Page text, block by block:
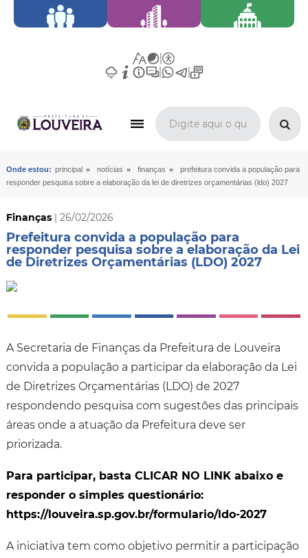
Onde estou: principal » notícias » finanças »
prefeitura convida a população para
responder pesquisa sobre a elaboração da lei de diretrizes orçamentárias (ldo) 2027
Finanças| 26/02/2026
Prefeitura convida a população para
responder pesquisa sobre a elaboração da Lei
de Diretrizes Orçamentárias (LDO) 2027
A Secretaria de Finanças da Prefeitura de Louveira
convida a população a participar da elaboração da Lei
de Diretrizes Orçamentárias (LDO) de 2027
respondendo pesquisa com sugestões das principais
áreas onde a atuação da Prefeitura deve ser
priorizada.
Para participar, basta CLICAR NO LINK abaixo e
responder o simples questionário:
https://louveira.sp.gov.br/formulario/ldo-2027
A iniciativa tem como objetivo permitir a participação